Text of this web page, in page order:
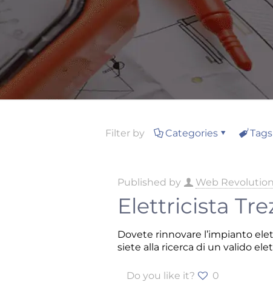
Filter by Categories Tags
Published by Web Revolution
Elettricista
Dovete rinnovare l’impianto
siete alla ricerca di un valido
Do you like it? 0